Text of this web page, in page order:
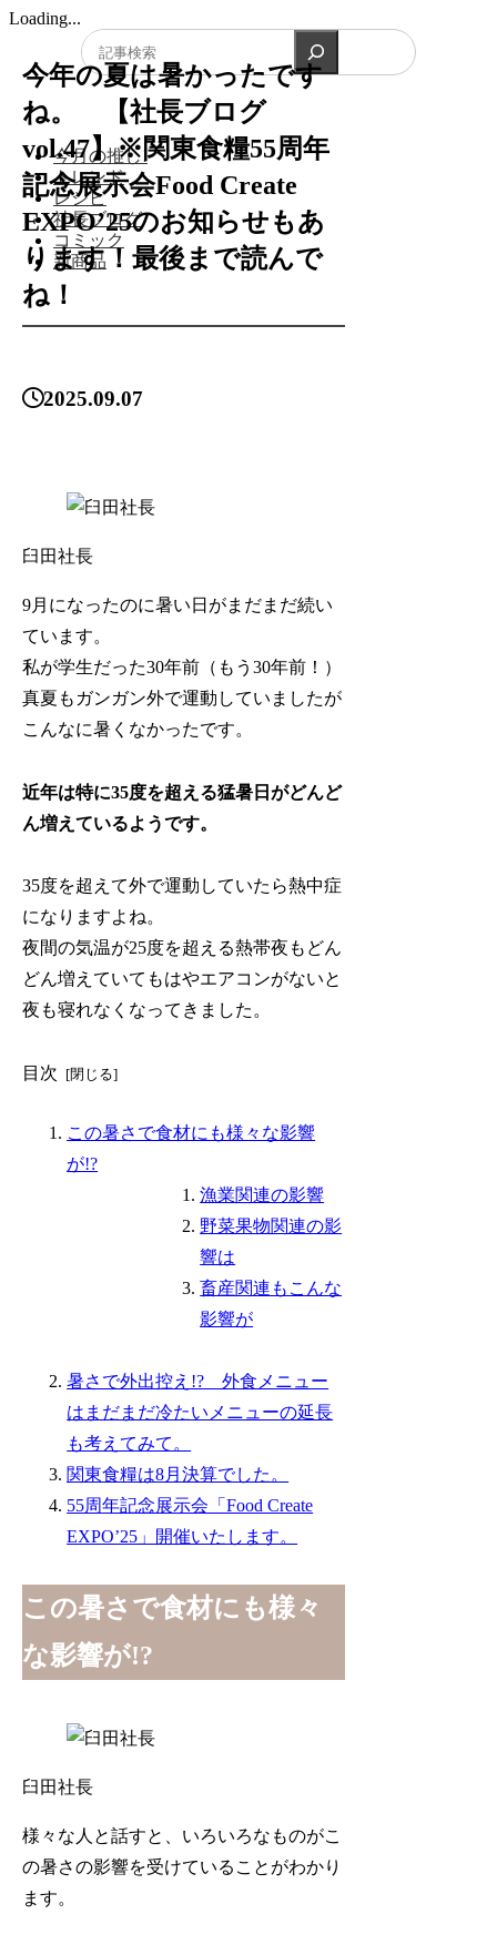
Loading...
今月の推し!
トレンド
レシピ
社長ブログ
コミック
新商品
今年の夏は暑かったです
ね。 【社長ブログ
vol.47】※関東食糧55周年
記念展示会Food Create
EXPO’25のお知らせもあ
ります！最後まで読んで
ね！
2025.09.07
臼田社長
9月になったのに暑い日がまだまだ続い
ています。
私が学生だった30年前（もう30年前！）
真夏もガンガン外で運動していましたが
こんなに暑くなかったです。
近年は特に35度を超える猛暑日がどんど
ん増えているようです。
35度を超えて外で運動していたら熱中症
になりますよね。
夜間の気温が25度を超える熱帯夜もどん
どん増えていてもはやエアコンがないと
夜も寝れなくなってきました。
目次
この暑さで食材にも様々な影響
が!?
漁業関連の影響
野菜果物関連の影
響は
畜産関連もこんな
影響が
暑さで外出控え!? 外食メニュー
はまだまだ冷たいメニューの延長
も考えてみて。
関東食糧は8月決算でした。
55周年記念展示会「Food Create
EXPO’25」開催いたします。
この暑さで食材にも様々
な影響が!?
臼田社長
様々な人と話すと、いろいろなものがこ
の暑さの影響を受けていることがわかり
ます。